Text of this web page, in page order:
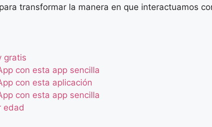
transformar la manera en que interactuamos
gratis
con esta app sencilla
con esta aplicación
con esta app sencilla
edad